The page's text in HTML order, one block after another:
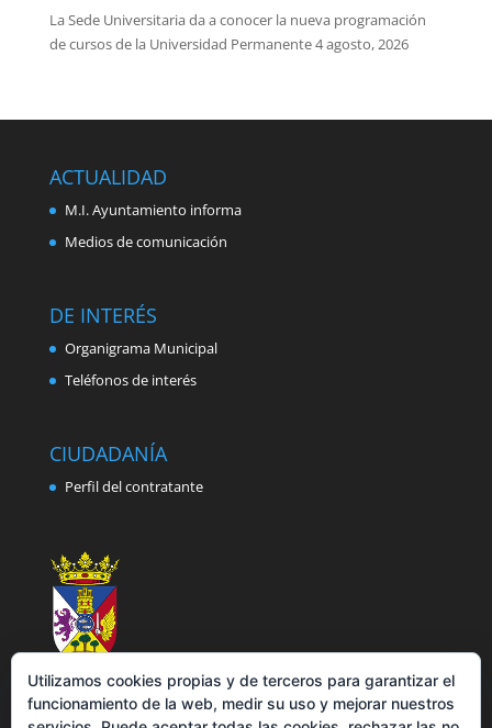
La Sede Universitaria da a conocer la nueva programación
de cursos de la Universidad Permanente4 agosto, 2026
ACTUALIDAD
M.I. Ayuntamiento informa
Medios de comunicación
DE INTERÉS
Organigrama Municipal
Teléfonos de interés
CIUDADANÍA
Perfil del contratante
Utilizamos cookies propias y de terceros para garantizar el
funcionamiento de la web, medir su uso y mejorar nuestros